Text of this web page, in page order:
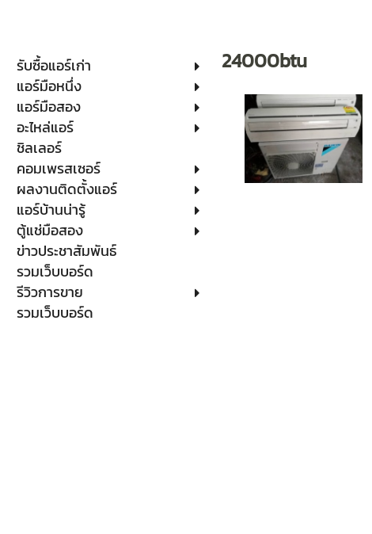
รับซื้อแอร์เก่า
แอร์มือหนึ่ง
แอร์มือสอง
อะไหล่แอร์
ชิลเลอร์
คอมเพรสเซอร์
ผลงานติดตั้งแอร์
แอร์บ้านน่ารู้
ตู้แช่มือสอง
ข่าวประชาสัมพันธ์
รวมเว็บบอร์ด
รีวิวการขาย
รวมเว็บบอร์ด
24000btu